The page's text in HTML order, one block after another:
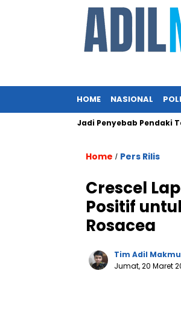
HOME NASIONAL
Diduga Jadi Penyebab Pendaki
Home / Pers Rilis
Crescel
Positif
Rosacea
Tim Adil
Jumat, 20 Maret